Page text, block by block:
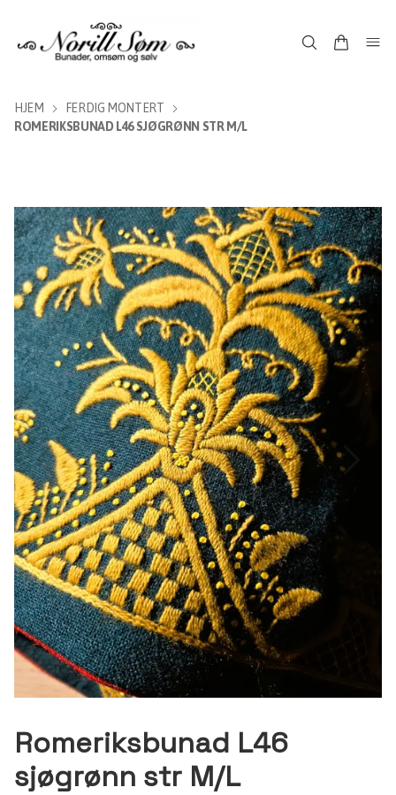
HJEM
FERDIG MONTERT
ROMERIKSBUNAD L46 SJØGRØNN STR M/L
Romeriksbunad L46
sjøgrønn str M/L